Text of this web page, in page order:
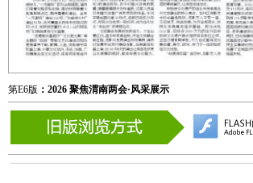
第E6版 ：2026 聚焦渭南两会·风采展示